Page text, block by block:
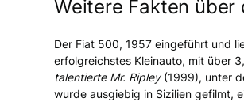
Weitere Fakten über
Der Fiat 500, 1957 eingeführt und
erfolgreichstes Kleinauto, mit über
talentierte Mr. Ripley(1999), unter
wurde ausgiebig in Sizilien gefilmt,